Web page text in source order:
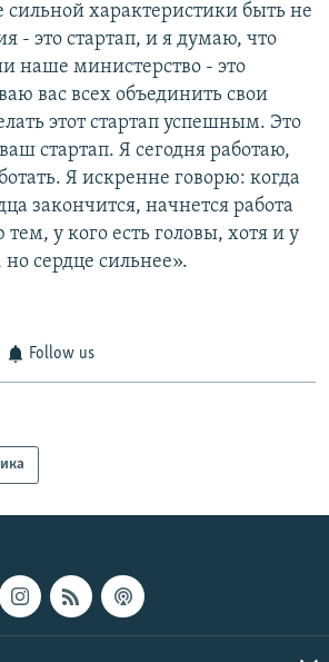
сильной характеристики быть не
- это стартап, и я думаю, что
наше министерство - это
вас всех объединить свои
этот стартап успешным. Это
стартап. Я сегодня работаю,
Я искренне говорю: когда
закончится, начнется работа
тем, у кого есть головы, хотя и у
но сердце сильнее».
Follow us